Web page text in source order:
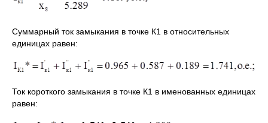
Суммарный ток замыкания в точке К1 в относительных
единицах равен:
Ток короткого замыкания в точке К1 в именованных единицах
равен: